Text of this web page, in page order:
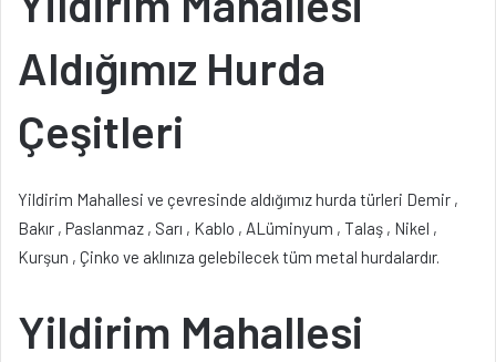
Aldığımız Hurda
Çeşitleri
Yildirim Mahallesi ve çevresinde aldığımız hurda türleri Demir ,
Bakır , Paslanmaz , Sarı , Kablo , ALüminyum , Talaş , Nikel ,
Kurşun , Çinko ve aklınıza gelebilecek tüm metal hurdalardır.
Yildirim Mahallesi